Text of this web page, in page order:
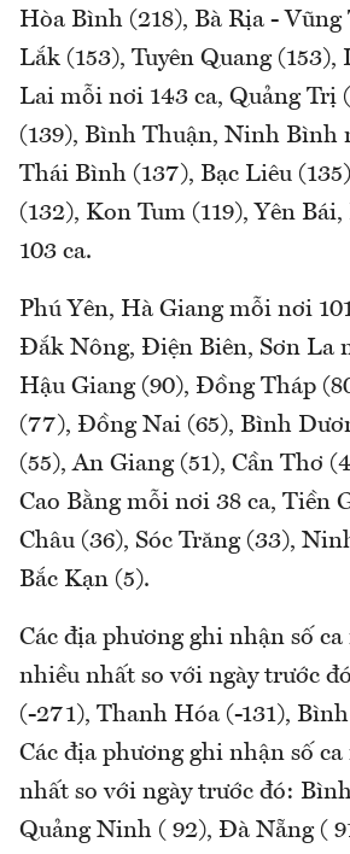
Hòa Bình (218), Bà Rịa -
Lắk (153), Tuyên Quang (153),
Lai mỗi nơi 143 ca, Quảng Trị
(139), Bình Thuận, Ninh Bình
Thái Bình (137), Bạc Liêu
(132), Kon Tum (119), Yên
103 ca.
Phú Yên, Hà Giang mỗi nơi
Đắk Nông, Điện Biên, Sơn La
Hậu Giang (90), Đồng Tháp
(77), Đồng Nai (65), Bình
(55), An Giang (51), Cần Thơ
Cao Bằng mỗi nơi 38 ca, Tiền
Châu (36), Sóc Trăng (33),
Bắc Kạn (5).
Các địa phương ghi nhận số
nhiều nhất so với ngày trước
(-271), Thanh Hóa (-131),
Các địa phương ghi nhận số
nhất so với ngày trước đó:
Quảng Ninh ( 92), Đà Nẵng (